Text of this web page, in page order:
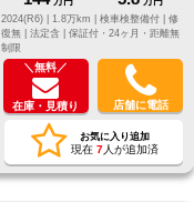
2024(R6) |
1.8万km | 検車検整備付 | 修
復無 | 法定含 | 保証付・24ヶ月・距離無
制限
＼無料／
在庫・見積り 店舗に電話
お気に入り追加
現在 7人が追加済